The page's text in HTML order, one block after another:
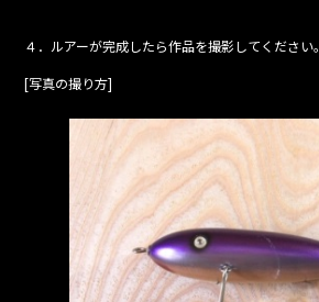
４．ルアーが完成したら作品を撮影してください。
[写真の撮り方]